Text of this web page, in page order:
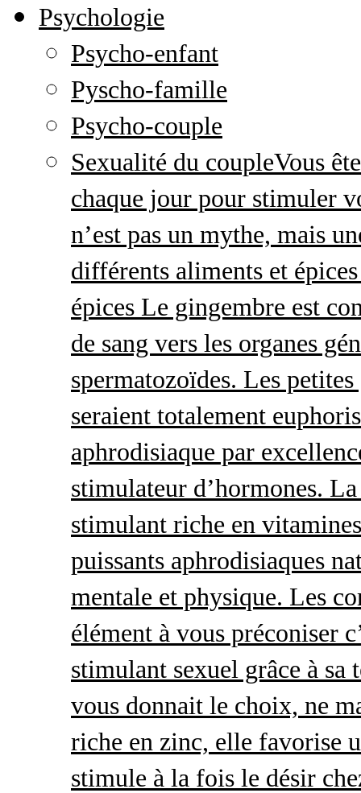
Psychologie
Psycho-enfant
Pyscho-famille
Psycho-couple
Sexualité du coupleVous
chaque jour pour stimuler
n’est pas un mythe, mais
différents aliments et
épices Le gingembre est
de sang vers les organes
spermatozoïdes. Les
seraient totalement
aphrodisiaque par
stimulateur d’hormones.
stimulant riche en
puissants aphrodisiaques
mentale et physique. Les
élément à vous préconiser
stimulant sexuel grâce à sa
vous donnait le choix, ne
riche en zinc, elle favorise
stimule à la fois le désir